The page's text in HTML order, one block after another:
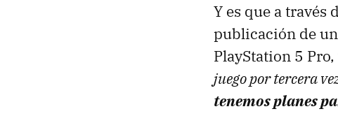
Y es que a través
publicación de
PlayStation 5
juego por tercera
tenemos planes